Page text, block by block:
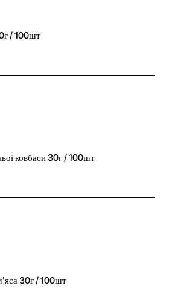
/ 100шт
ковбаси 30г / 100шт
30г / 100шт